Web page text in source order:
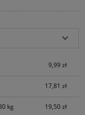
9,99 zł
17,81 zł
kg
19,50 zł